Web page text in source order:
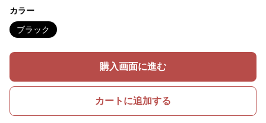
カラー
ブラック
購入画面に進む
カートに追加する